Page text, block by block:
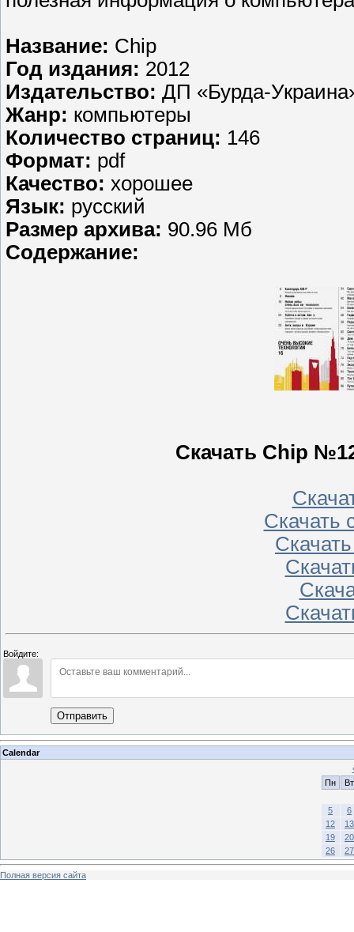
Название: Chip
Год издания: 2012
Издательство: ДП «Бурда-
Жанр: компьютеры
Количество страниц: 146
Формат: pdf
Качество: хорошее
Язык: русский
Размер архива: 90.96 Мб
Содержание:
Скачать Chip
Скачать
Войдите:
Отправить
Calendar
Пн
Вт
5
6
12
13
19
20
26
27
Полная версия сайта